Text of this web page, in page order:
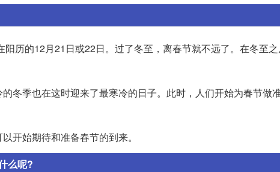
历的12月21日或22日。过了冬至，离春节就不远了。在冬至
冬季也在这时迎来了最寒冷的日子。此时，人们开始为春节做
开始期待和准备春节的到来。
么呢?